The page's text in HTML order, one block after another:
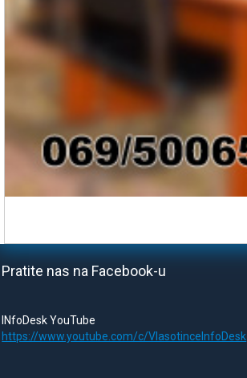
Pratite nas na Facebook-u
INfoDesk YouTube
https://www.youtube.com/c/VlasotinceInfoDesk